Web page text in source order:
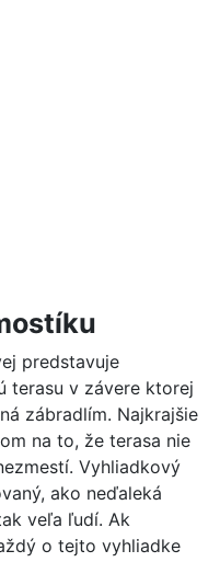
predstavuje
terasu v závere ktorej
zábradlím. Najkrajšie
na to, že terasa nie
Vyhliadkový
ako neďaleká
veľa ľudí. Ak
o tejto vyhliadke